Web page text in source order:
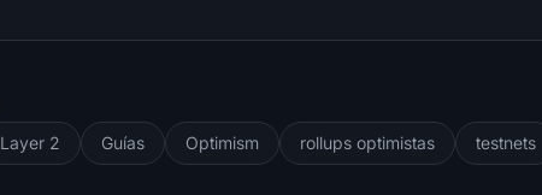
Layer 2 Guías Optimism rollups optimistas testnets